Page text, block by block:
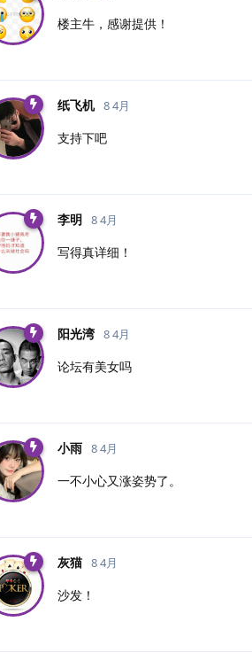
楼主牛，感谢提供！
纸飞机 8 4月
支持下吧
李明 8 4月
写得真详细！
阳光湾 8 4月
论坛有美女吗
小雨 8 4月
一不小心又涨姿势了。
灰猫 8 4月
沙发！